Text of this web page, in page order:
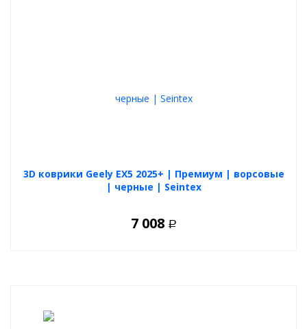
3D коврики Geely EX5 2025+ | Премиум | ворсовые
| черные | Seintex
7 008 Р